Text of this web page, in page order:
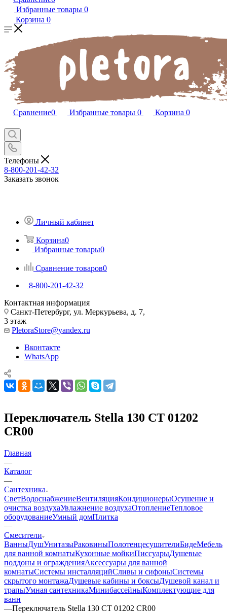
Избранные товары 0
Корзина 0
Сравнение0 Избранные товары 0 Корзина 0
Телефоны
8-800-201-42-32
Заказать звонок
Личный кабинет
Корзина0
Избранные товары0
Сравнение товаров0
8-800-201-42-32
Контактная информация
Санкт-Петербург, ул. Меркурьева, д. 7,
3 этаж
PletoraStore@yandex.ru
Вконтакте
WhatsApp
Переключатель Stella 130 CT 01202
CR00
Главная
—
Каталог
—
Сантехника
СветВодоснабжениеВентиляцияКондиционерыОсушение и
очистка воздухаУвлажнение воздухаОтоплениеТепловое
оборудованиеУмный домПлитка
—
Смесители
ВанныДушУнитазыРаковиныПолотенцесушителиБидеМебель
для ванной комнатыКухонные мойкиПиссуарыДушевые
поддоны и огражденияАксессуары для ванной
комнатыСистемы инсталляцийСливы и сифоныСистемы
скрытого монтажаДушевые кабины и боксыДушевой канал и
трапыУмная сантехникаМинибассейныКомплектующие для
ванн
—Переключатель Stella 130 CT 01202 CR00